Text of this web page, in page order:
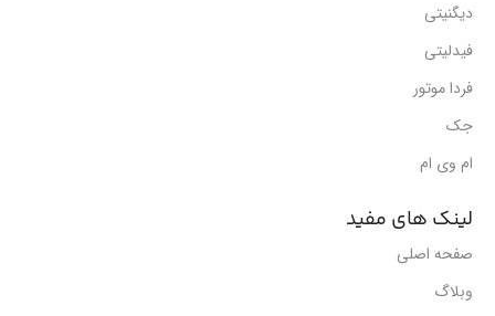
دیگنیتی
فیدلیتی
فردا موتور
جک
ام وی ام
لینک های مفید
صفحه اصلی
وبلاگ